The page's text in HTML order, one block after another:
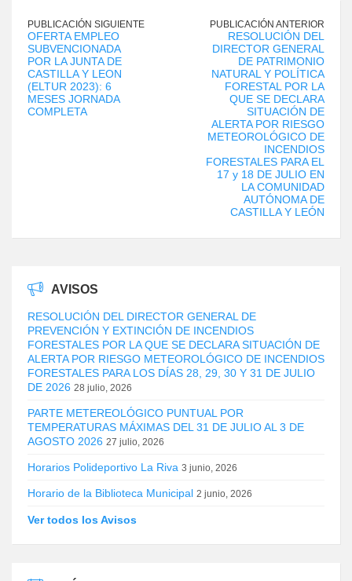
PUBLICACIÓN SIGUIENTE
OFERTA EMPLEO
SUBVENCIONADA
POR LA JUNTA DE
CASTILLA Y LEON
(ELTUR 2023): 6
MESES JORNADA
COMPLETA
PUBLICACIÓN ANTERIOR
RESOLUCIÓN DEL
DIRECTOR GENERAL
DE PATRIMONIO
NATURAL Y POLÍTICA
FORESTAL POR LA
QUE SE DECLARA
SITUACIÓN DE
ALERTA POR RIESGO
METEOROLÓGICO DE
INCENDIOS
FORESTALES PARA EL
17 y 18 DE JULIO EN
LA COMUNIDAD
AUTÓNOMA DE
CASTILLA Y LEÓN
AVISOS
RESOLUCIÓN DEL DIRECTOR GENERAL DE
PREVENCIÓN Y EXTINCIÓN DE INCENDIOS
FORESTALES POR LA QUE SE DECLARA SITUACIÓN DE
ALERTA POR RIESGO METEOROLÓGICO DE INCENDIOS
FORESTALES PARA LOS DÍAS 28, 29, 30 Y 31 DE JULIO
DE 2026 28 julio, 2026
PARTE METEREOLÓGICO PUNTUAL POR
TEMPERATURAS MÁXIMAS DEL 31 DE JULIO AL 3 DE
AGOSTO 2026 27 julio, 2026
Horarios Polideportivo La Riva 3 junio, 2026
Horario de la Biblioteca Municipal 2 junio, 2026
Ver todos los Avisos